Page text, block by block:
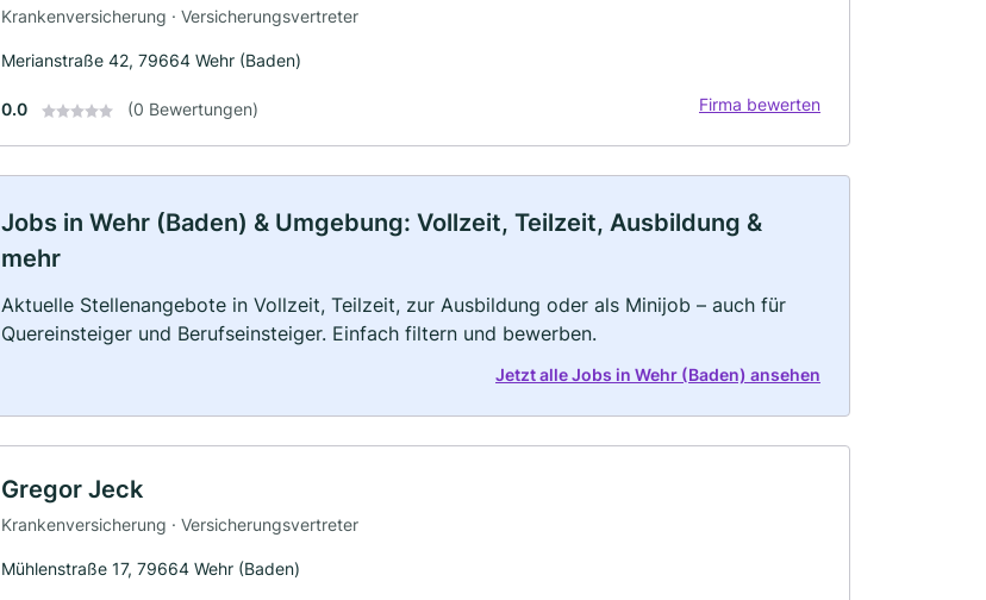
Krankenversicherung · Versicherungsvertreter
Merianstraße 42, 79664 Wehr (Baden)
0.0 (0 Bewertungen) Firma bewerten
Jobs in Wehr (Baden) & Umgebung: Vollzeit, Teilzeit, Ausbildung &
mehr
Aktuelle Stellenangebote in Vollzeit, Teilzeit, zur Ausbildung oder als Minijob – auch für
Quereinsteiger und Berufseinsteiger. Einfach filtern und bewerben.
Jetzt alle Jobs in Wehr (Baden) ansehen
Gregor Jeck
Krankenversicherung · Versicherungsvertreter
Mühlenstraße 17, 79664 Wehr (Baden)